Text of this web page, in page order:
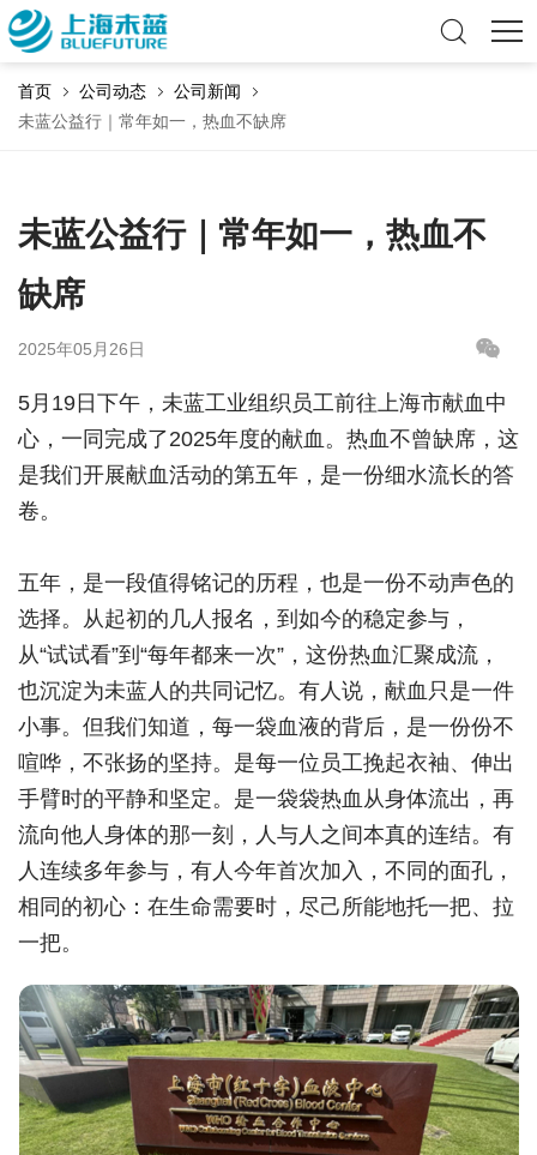
首页 公司动态
公司新闻
未蓝公益行｜常年如一，热血不缺席
未蓝公益行｜常年如一，热血不
缺席
2025年05月26日
5月19日下午，未蓝工业组织员工前往上海市献血中
心，一同完成了2025年度的献血。热血不曾缺席，这
是我们开展献血活动的第五年，是一份细水流长的答
卷。
五年，是一段值得铭记的历程，也是一份不动声色的
选择。从起初的几人报名，到如今的稳定参与，
从“试试看”到“每年都来一次”，这份热血汇聚成流，
也沉淀为未蓝人的共同记忆。有人说，献血只是一件
小事。但我们知道，每一袋血液的背后，是一份份不
喧哗，不张扬的坚持。是每一位员工挽起衣袖、伸出
手臂时的平静和坚定。是一袋袋热血从身体流出，再
流向他人身体的那一刻，人与人之间本真的连结。有
人连续多年参与，有人今年首次加入，不同的面孔，
相同的初心：在生命需要时，尽己所能地托一把、拉
一把。